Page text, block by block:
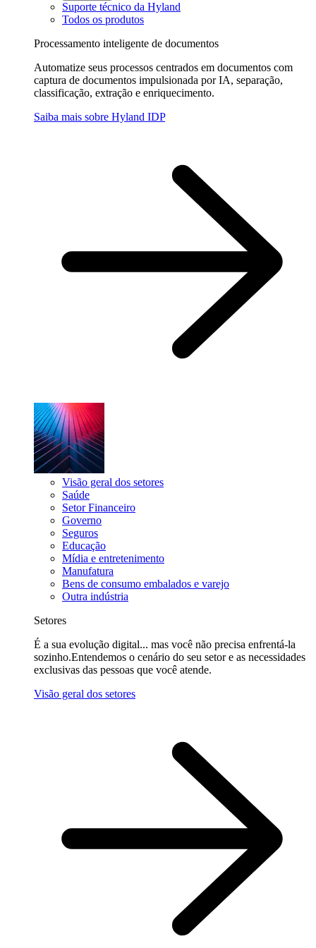
Suporte técnico da Hyland
Todos os produtos
Processamento inteligente de documentos
Automatize seus processos centrados em documentos com
captura de documentos impulsionada por IA, separação,
classificação, extração e enriquecimento.
Saiba mais sobre Hyland IDP
Visão geral dos setores
Saúde
Setor Financeiro
Governo
Seguros
Educação
Mídia e entretenimento
Manufatura
Bens de consumo embalados e varejo
Outra indústria
Setores
É a sua evolução digital... mas você não precisa enfrentá-la
sozinho.Entendemos o cenário do seu setor e as necessidades
exclusivas das pessoas que você atende.
Visão geral dos setores